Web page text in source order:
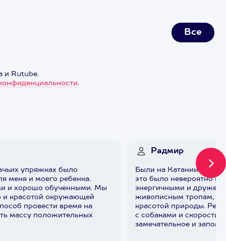
Все
и Rutube.
.
упряжках было
меня и моего ребенка.
и хорошо обученными. Мы
и красотой окружающей
провести время на
массу положительных
Радмир
Были на Катании на
это было невероятно
энергичными и
живописным тропам,
красотой природы.
с собаками и скорости
замечательное и